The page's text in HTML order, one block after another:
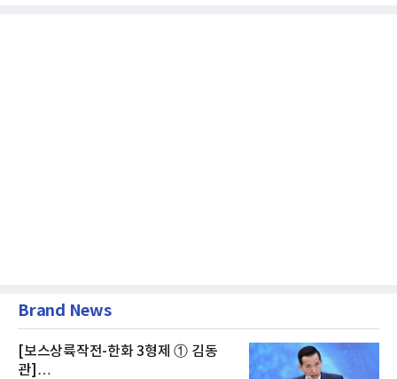
Brand News
[보스상륙작전-한화 3형제 ① 김동
관]